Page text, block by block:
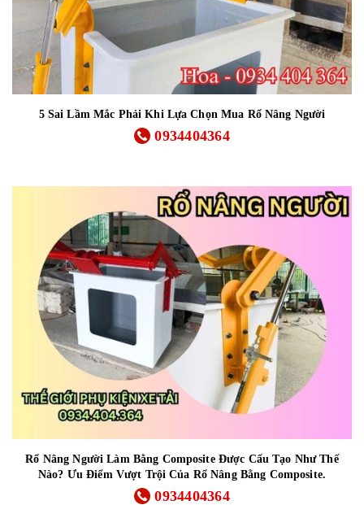
5 Sai Lầm Mắc Phải Khi Lựa Chọn Mua Rổ Nâng Người
0934404364
Rổ Nâng Người Làm Bằng Composite Được Cấu Tạo Như Thế
Nào? Ưu Điểm Vượt Trội Của Rổ Nâng Bằng Composite.
0934404364